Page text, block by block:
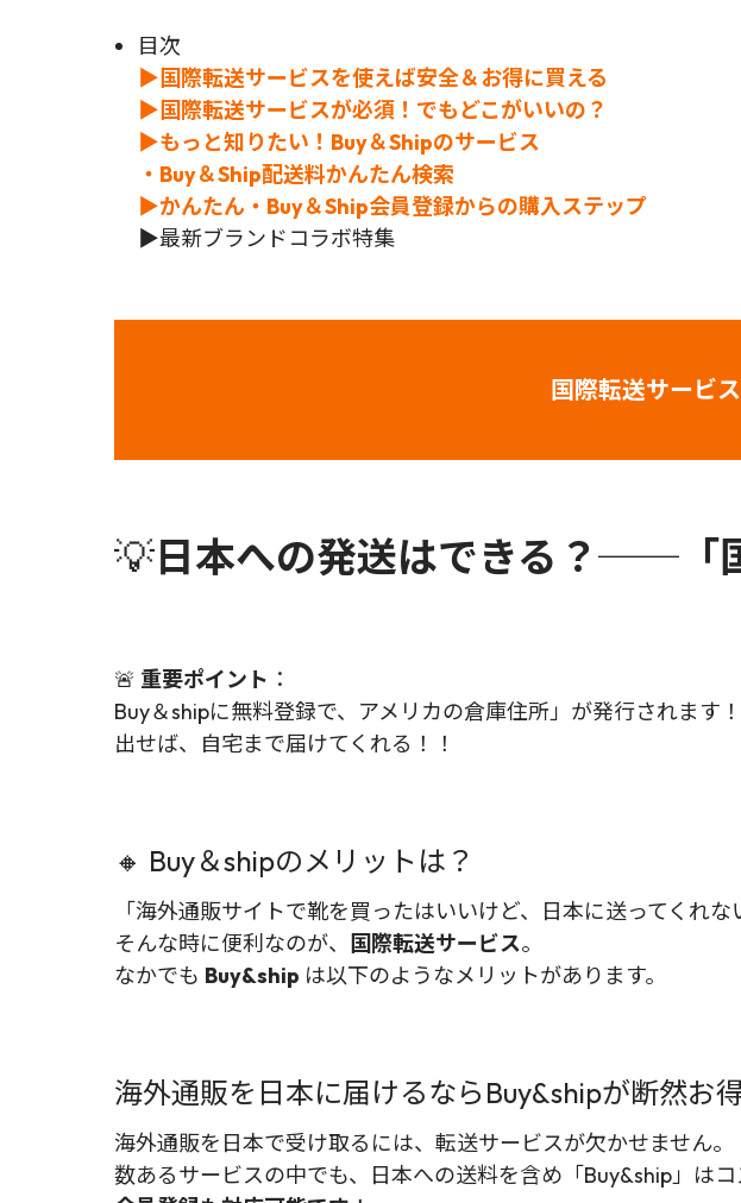
目次
▶国際転送サービスを使えば安全＆お得に買える
▶国際転送サービスが必須！でもどこがいいの？
▶もっと知りたい！Buy＆Shipのサービス
・Buy＆Ship配送料かんたん検索
▶かんたん・Buy＆Ship会員登録からの購入ステップ
▶最新ブランドコラボ特集
国際転送サービ
💡日本への発送はできる？──「
🚨 重要ポイント ：
Buy＆shipに無料登録で、アメリカの倉庫住所」が発行されます
出せば、自宅まで届けてくれる！！
🔸 Buy＆shipのメリットは？
「海外通販サイトで靴を買ったはいいけど、日本に送ってくれな
そんな時に便利なのが、
国際転送サービス。
なかでも Buy&ship は以下のようなメリットがあります。
海外通販を日本に届けるならBuy&shipが断然お得
海外通販を日本で受け取るには、転送サービスが欠かせません。
数あるサービスの中でも、日本への送料を含め「Buy&ship」は